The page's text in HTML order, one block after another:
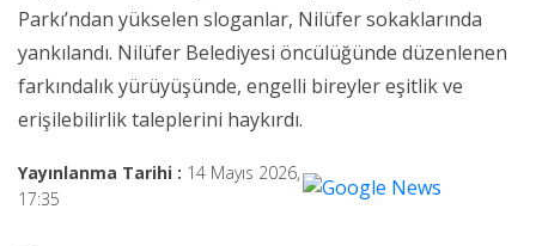
Parkı’ndan yükselen sloganlar, Nilüfer sokaklarında
yankılandı. Nilüfer Belediyesi öncülüğünde düzenlenen
farkındalık yürüyüşünde, engelli bireyler eşitlik ve
erişilebilirlik taleplerini haykırdı.
Yayınlanma Tarihi : 14 Mayıs 2026,
17:35